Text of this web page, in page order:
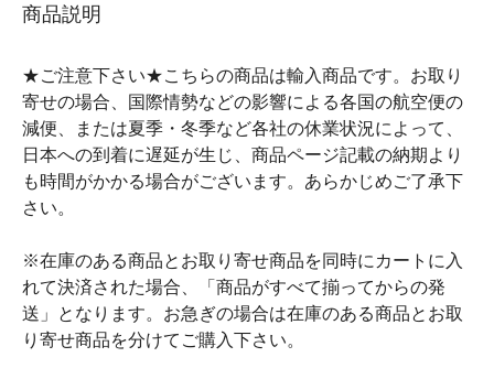
商品説明
★ご注意下さい★こちらの商品は輸入商品です。お取り
寄せの場合、国際情勢などの影響による各国の航空便の
減便、または夏季・冬季など各社の休業状況によって、
日本への到着に遅延が生じ、商品ページ記載の納期より
も時間がかかる場合がございます。あらかじめご了承下
さい。
※在庫のある商品とお取り寄せ商品を同時にカートに入
れて決済された場合、「商品がすべて揃ってからの発
送」となります。お急ぎの場合は在庫のある商品とお取
り寄せ商品を分けてご購入下さい。